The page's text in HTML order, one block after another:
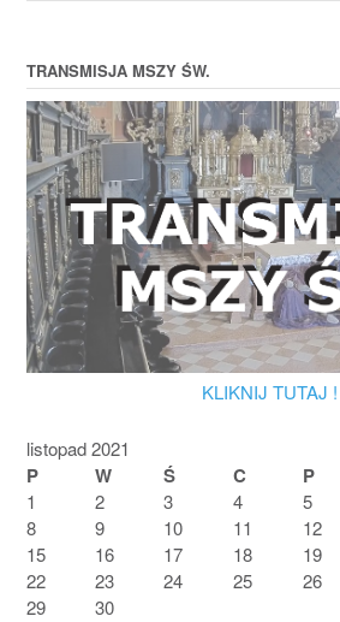
TRANSMISJA MSZY ŚW.
KLIKNIJ TUTAJ !
listopad 2021
P W Ś C P
1 2 3 4 5
8
9 10 11 12
15
16 17 18 19
22
23 24 25 26
29
30